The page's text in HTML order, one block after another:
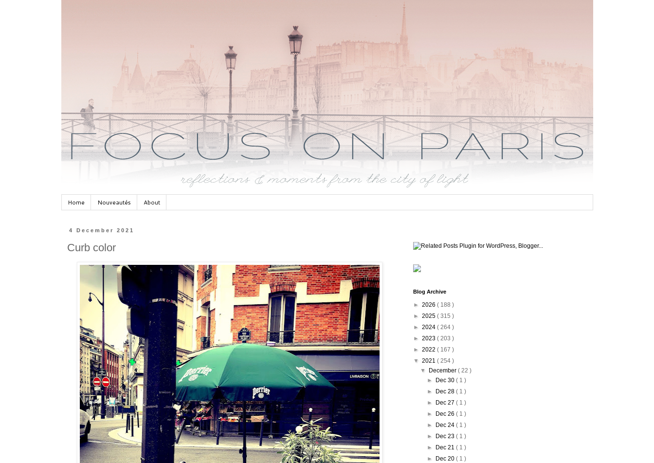
Home Nouveautés About
4 December 2021
Curb color
Blog Archive
► 2026 ( 188 )
► 2025 ( 315 )
► 2024 ( 264 )
► 2023 ( 203 )
► 2022 ( 167 )
▼ 2021 ( 254 )
▼
December ( 22 )
►
Dec 30( 1 )
►
Dec 28( 1 )
►
Dec 27( 1 )
►
Dec 26( 1 )
►
Dec 24( 1 )
►
Dec 23( 1 )
►
Dec 21( 1 )
►
Dec 20( 1 )